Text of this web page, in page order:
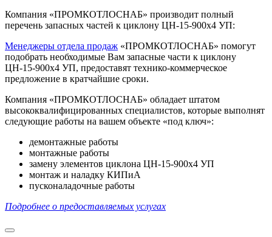
Компания «ПРОМКОТЛОСНАБ» производит полный
перечень запасных частей к циклону ЦН-15-900х4 УП:
Менеджеры отдела продаж «ПРОМКОТЛОСНАБ» помогут
подобрать необходимые Вам запасные части к циклону
ЦН-15-900х4 УП, предоставят технико-коммерческое
предложение в кратчайшие сроки.
Компания «ПРОМКОТЛОСНАБ» обладает штатом
высококвалифицированных специалистов, которые выполнят
следующие работы на вашем объекте «под ключ»:
демонтажные работы
монтажные работы
замену элементов циклона ЦН-15-900х4 УП
монтаж и наладку КИПиА
пусконаладочные работы
Подробнее о предоставляемых услугах